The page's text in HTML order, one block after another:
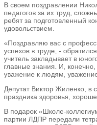
В своем поздравлении
педагогов за их труд,
ребят за подготовленный
удовольствием.
«Поздравляю вас с
успехов в труде, -
учитель закладывает в
главные знания. И,
уважение к людям, уважение
Депутат Виктор Жиленко, в
праздника здоровья,
В подарок «Школе-
партии ЛДПР передали